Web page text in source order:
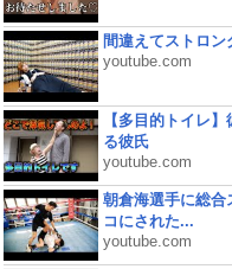
間違えてストロン
youtube.com
【多目的トイレ
る彼氏
youtube.com
朝倉海選手に総合
コにされた...
youtube.com